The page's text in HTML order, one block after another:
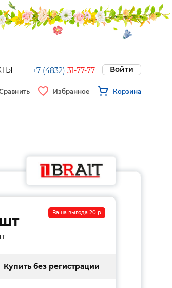
+7 (4832) 31-77-77 Войти
Избранное Корзина
Ваша выгода 20 p
Купить без регистрации